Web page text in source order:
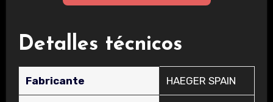
Detalles técnicos
Fabricante ‎HAEGER SPAIN